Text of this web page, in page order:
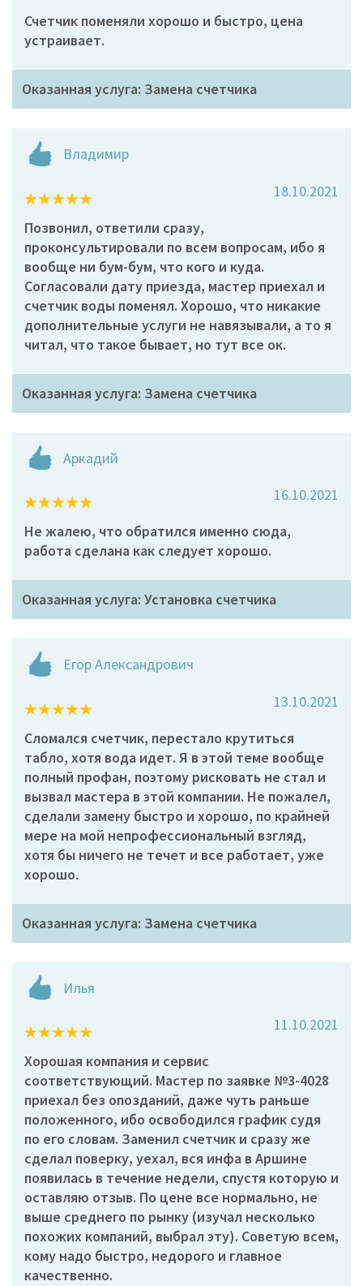
Счетчик поменяли хорошо и быстро, цена
устраивает.
Оказанная услуга: Замена счетчика
Владимир
18.10.2021
Позвонил, ответили сразу,
проконсультировали по всем вопросам, ибо я
вообще ни бум-бум, что кого и куда.
Согласовали дату приезда, мастер приехал и
счетчик воды поменял. Хорошо, что никакие
дополнительные услуги не навязывали, а то я
читал, что такое бывает, но тут все ок.
Оказанная услуга: Замена счетчика
Аркадий
16.10.2021
Не жалею, что обратился именно сюда,
работа сделана как следует хорошо.
Оказанная услуга: Установка счетчика
Егор Александрович
13.10.2021
Сломался счетчик, перестало крутиться
табло, хотя вода идет. Я в этой теме вообще
полный профан, поэтому рисковать не стал и
вызвал мастера в этой компании. Не пожалел,
сделали замену быстро и хорошо, по крайней
мере на мой непрофессиональный взгляд,
хотя бы ничего не течет и все работает, уже
хорошо.
Оказанная услуга: Замена счетчика
Илья
11.10.2021
Хорошая компания и сервис
соответствующий. Мастер по заявке №3-4028
приехал без опозданий, даже чуть раньше
положенного, ибо освободился график судя
по его словам. Заменил счетчик и сразу же
сделал поверку, уехал, вся инфа в Аршине
появилась в течение недели, спустя которую и
оставляю отзыв. По цене все нормально, не
выше среднего по рынку (изучал несколько
похожих компаний, выбрал эту). Советую всем,
кому надо быстро, недорого и главное
качественно.